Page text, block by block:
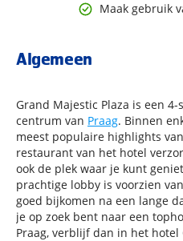
Maak gebruik
Algemeen
Grand Majestic Plaza is een
centrum van Praag. Binnen
meest populaire highlights
restaurant van het hotel
ook de plek waar je kunt
prachtige lobby is voorzien
goed bijkomen na een lange
je op zoek bent naar een
Praag, verblijf dan in het hotel